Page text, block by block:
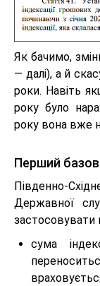
Як бачимо,
— далі), а й
роки. Навіть
року було
року вона вже
Перший
Південно-
Державної
застосовувати
сума